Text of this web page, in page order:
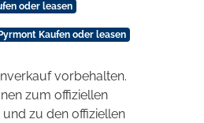
oder leasen
Kaufen oder leasen
vorbehalten.
zum offiziellen
zu den offiziellen